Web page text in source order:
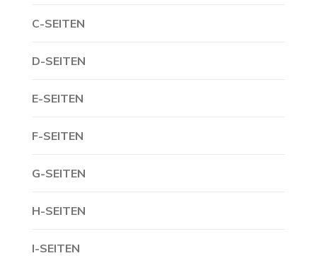
C-SEITEN
D-SEITEN
E-SEITEN
F-SEITEN
G-SEITEN
H-SEITEN
I-SEITEN